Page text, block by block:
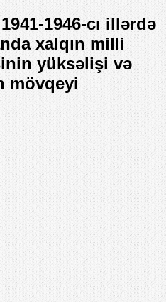
1946-cı illərdə
xalqın milli
yüksəlişi və
mövqeyi